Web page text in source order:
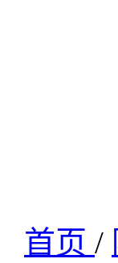
首页 /